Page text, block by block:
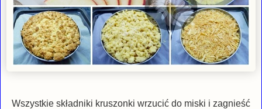
Wszystkie składniki kruszonki wrzucić do miski i zagnieść